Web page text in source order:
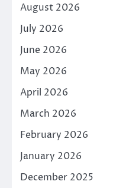
August 2026
July 2026
June 2026
May 2026
April 2026
March 2026
February 2026
January 2026
December 2025